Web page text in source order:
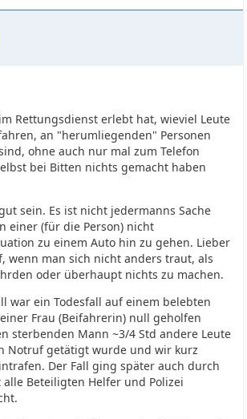
Rettungsdienst erlebt hat, wieviel Leute
an "herumliegenden" Personen
ohne auch nur mal zum Telefon
bei Bitten nichts gemacht haben
sein. Es ist nicht jedermanns Sache
einer (für die Person) nicht
zu einem Auto hin zu gehen. Lieber
wenn man sich nicht anders traut, als
oder überhaupt nichts zu machen.
war ein Todesfall auf einem belebten
Frau (Beifahrerin) null geholfen
sterbenden Mann ~3/4 Std andere Leute
Notruf getätigt wurde und wir kurz
Der Fall ging später auch durch
alle Beteiligten Helfer und Polizei